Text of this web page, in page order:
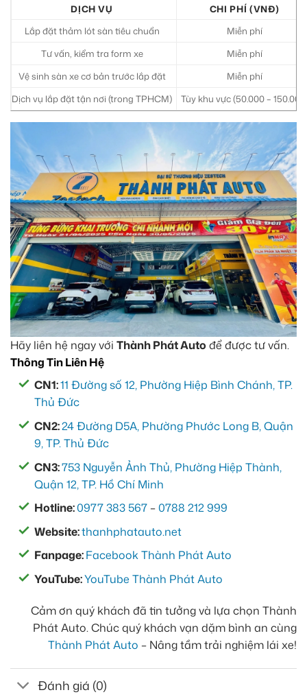
DỊCH VỤ
CHI PHÍ (VNĐ)
Lắp đặt thảm lót sàn tiêu chuẩn
Miễn phí
Tư vấn, kiểm tra form xe
Miễn phí
Vệ sinh sàn xe cơ bản trước lắp đặt
Miễn phí
Dịch vụ lắp đặt tận nơi (trong TPHCM)
Tùy khu vực (50.000 – 150.000)
Hãy liên hệ ngay với Thành Phát Auto để được tư vấn.
Thông Tin Liên Hệ
CN1:11 Đường số 12, Phường Hiệp Bình Chánh, TP.
Thủ Đức
CN2:24 Đường D5A, Phường Phước Long B, Quận
9, TP. Thủ Đức
CN3:753 Nguyễn Ảnh Thủ, Phường Hiệp Thành,
Quận 12, TP. Hồ Chí Minh
Hotline:0977 383 567 –0788 212 999
Website:thanhphatauto.net
Fanpage:Facebook Thành Phát Auto
YouTube:YouTube Thành Phát Auto
Cảm ơn quý khách đã tin tưởng và lựa chọn Thành
Phát Auto. Chúc quý khách vạn dặm bình an cùng
Thành Phát Auto – Nâng tầm trải nghiệm lái xe!
Đánh giá (0)